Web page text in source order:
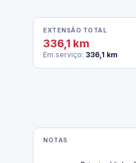
EXTENSÃO TOTAL
336,1 km
Em serviço: 336,1 km
NOTAS